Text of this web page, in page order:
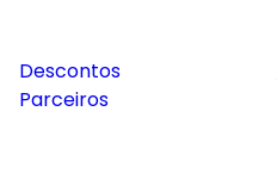
Descontos
Parceiros